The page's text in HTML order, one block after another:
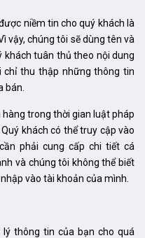
niềm tin cho quý khách là
vậy, chúng tôi sẽ dùng tên và
khách tuân thủ theo nội dung
chỉ thu thập những thông tin
bán.
trong thời gian luật pháp
khách có thể truy cập vào
phải cung cấp chi tiết cá
và chúng tôi không thể biết
vào tài khoản của mình.
thông tin của bạn cho quá